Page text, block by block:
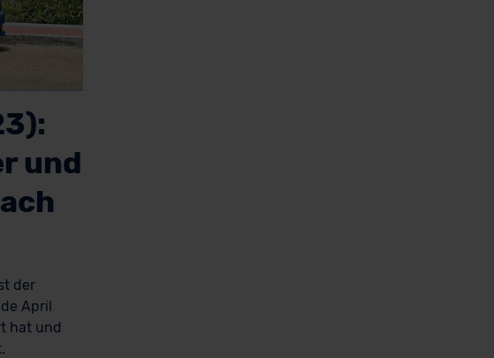
und
der
April
hat und